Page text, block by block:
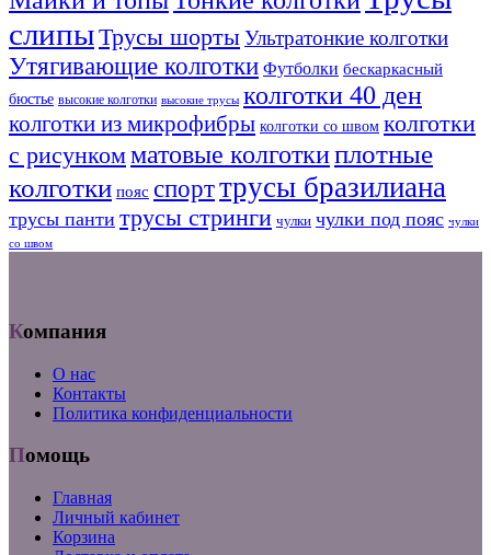
слипыТрусы шортыУльтратонкие колготки
Утягивающие колготки Футболки бескаркасный
бюстье высокие колготки высокие трусы колготки 40 ден
колготки из микрофибры колготки со швом колготки
с рисункомматовые колготкиплотные
колготки пояс спорттрусы бразилиана
трусы панти трусы стринги чулки чулки под пояс чулки
со швом
Компания
О нас
Контакты
Политика конфиденциальности
Помощь
Главная
Личный кабинет
Корзина